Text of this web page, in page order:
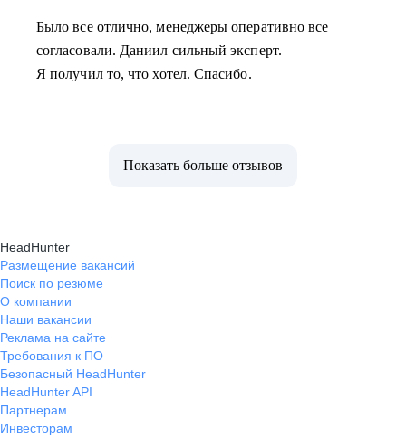
Было все отлично, менеджеры оперативно все
согласовали. Даниил сильный эксперт.
Я получил то, что хотел. Спасибо.
Показать больше отзывов
HeadHunter
Размещение вакансий
Поиск по резюме
О компании
Наши вакансии
Реклама на сайте
Требования к ПО
Безопасный HeadHunter
HeadHunter API
Партнерам
Инвесторам